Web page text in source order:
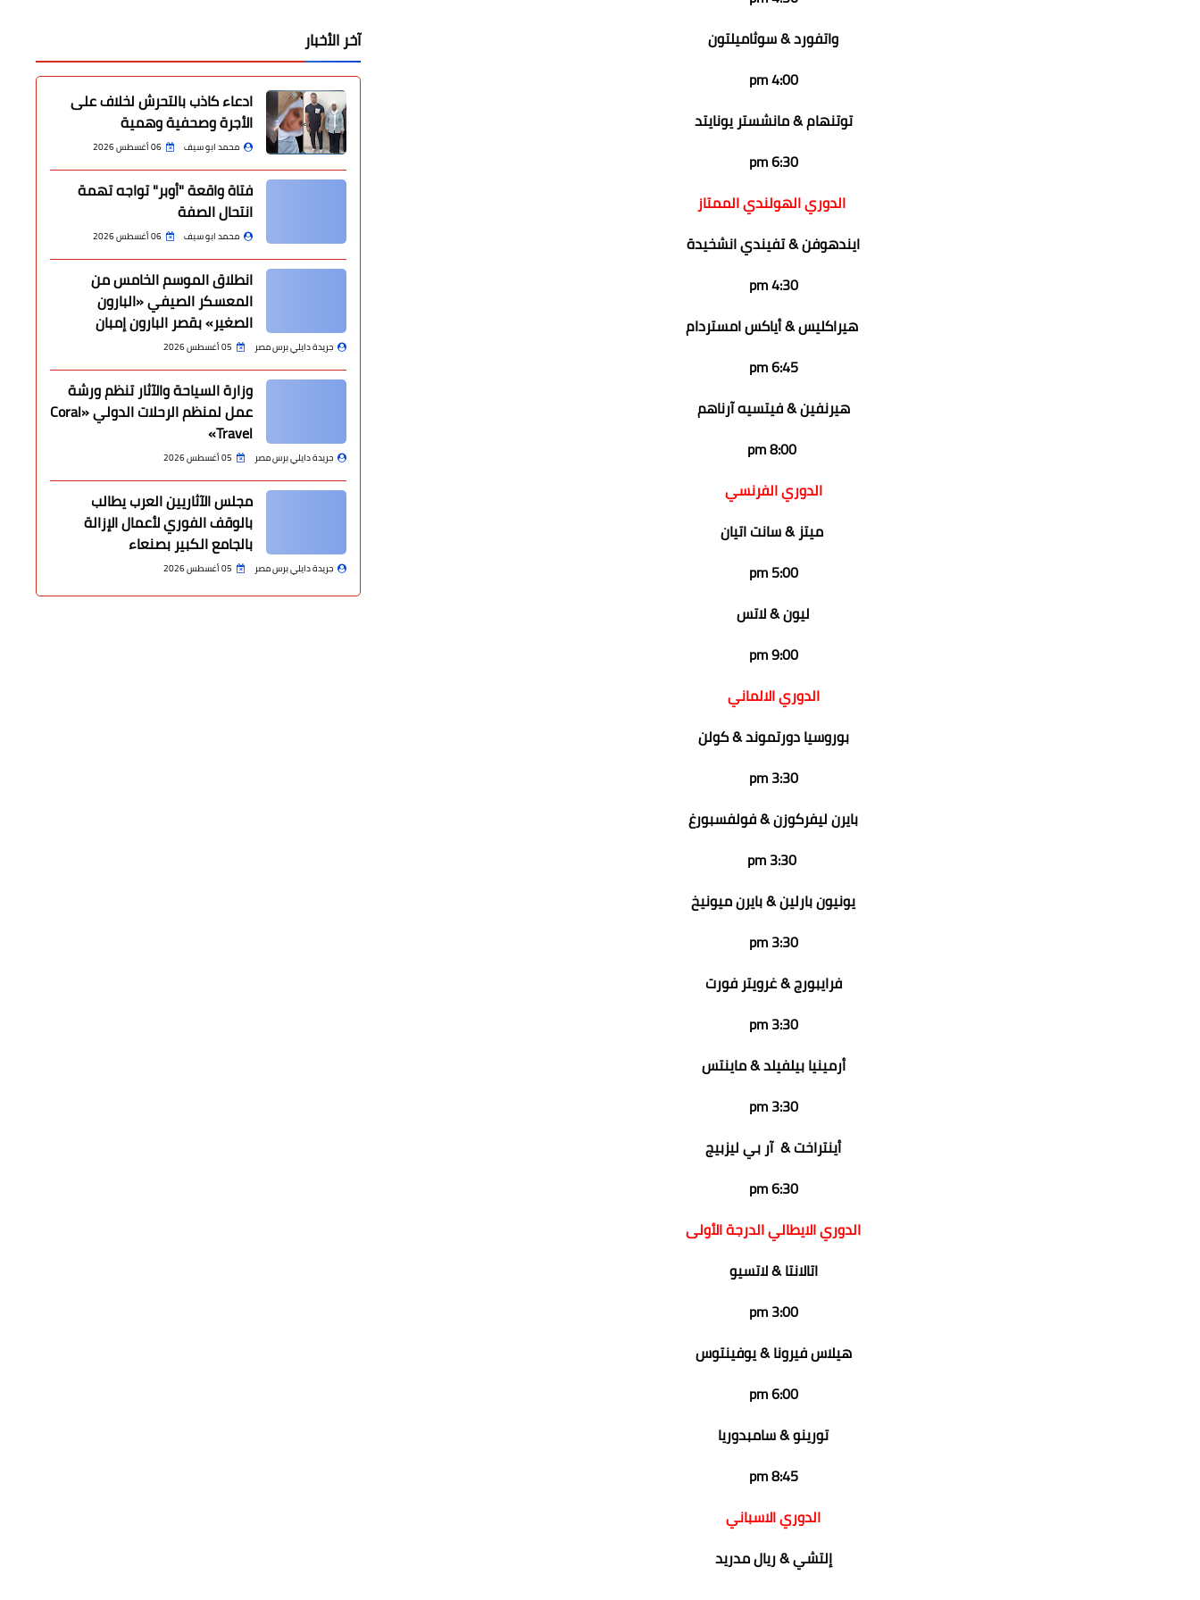
واتفورد & سوثاميلتون
4:00 pm
توتنهام & مانشستر يونايتد
6:30 pm
الدوري الهولندي الممتاز
ايندهوفن & تفيندي انشخيدة
4:30 pm
هيراكليس & أياكس امستردام
6:45 pm
هيرنفين & فيتسيه آرناهم
8:00 pm
الدوري الفرنسي
ميتز & سانت اتيان
5:00 pm
ليون & لاتس
9:00 pm
الدوري الالماني
بوروسيا دورتموند & كولن
3:30 pm
بايرن ليفركوزن & فولفسبورغ
3:30 pm
يونيون بارلين & بايرن ميونيخ
3:30 pm
فرايبورج & غرويتر فورت
3:30 pm
أرمينيا بيلفيلد & ماينتس
3:30 pm
أينتراخت & آر بي ليزبيج
6:30 pm
الدوري الايطالي الدرجة الأولى
اتالانتا & لاتسيو
3:00 pm
هيلاس فيرونا & يوفينتوس
6:00 pm
تورينو & سامبدوريا
8:45 pm
الدوري الاسباني
إلتشي & ريال مدريد
آخر الأخبار
ادعاء كاذب بالتحرش لخلاف على
الأجرة وصحفية وهمية
محمد ابو سيف 06 أغسطس 2026
فتاة واقعة "أوبر" تواجه تهمة
انتحال الصفة
محمد ابو سيف 06 أغسطس 2026
انطلاق الموسم الخامس من
المعسكر الصيفي «البارون
الصغير» بقصر البارون إمبان
جريدة دايلي برس مصر 05 أغسطس 2026
وزارة السياحة والآثار تنظم ورشة
عمل لمنظم الرحلات الدولي «Coral
Travel»
جريدة دايلي برس مصر 05 أغسطس 2026
مجلس الآثاريين العرب يطالب
بالوقف الفوري لأعمال الإزالة
بالجامع الكبير بصنعاء
جريدة دايلي برس مصر 05 أغسطس 2026